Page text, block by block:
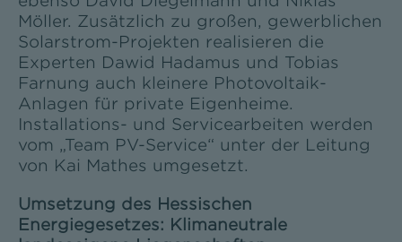
Möller. Zusätzlich zu großen, gewerblichen
Solarstrom-Projekten realisieren die
Experten Dawid Hadamus und Tobias
Farnung auch kleinere Photovoltaik-
Anlagen für private Eigenheime.
Installations- und Servicearbeiten werden
vom „Team PV-Service“ unter der Leitung
von Kai Mathes umgesetzt.
Umsetzung des Hessischen
Energiegesetzes: Klimaneutrale